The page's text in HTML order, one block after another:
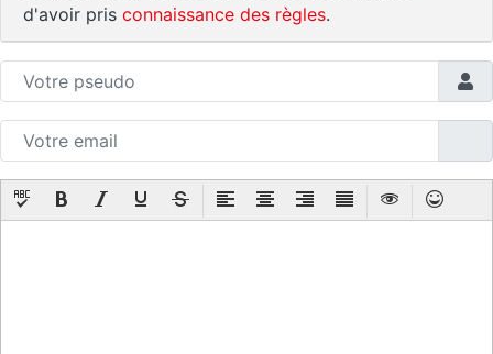
d'avoir pris connaissance des règles.